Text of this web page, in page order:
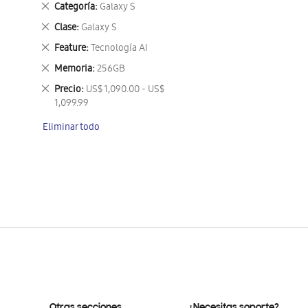
Categoría Galaxy S
Eliminar
este
artículo
Clase Galaxy S
Eliminar
este
artículo
Feature Tecnología AI
Eliminar
este
artículo
Memoria 256GB
Eliminar
este
artículo
Precio US$ 1,090.00 - US$
1,099.99
Eliminar
este
Eliminar todo